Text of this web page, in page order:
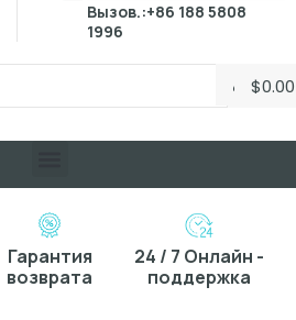
Вызов.:+86 188 5808
1996
$0.00
Гарантия
возврата
24 / 7 Онлайн -
поддержка